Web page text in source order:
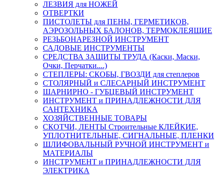
ЛЕЗВИЯ для НОЖЕЙ
ОТВЕРТКИ
ПИСТОЛЕТЫ для ПЕНЫ, ГЕРМЕТИКОВ,
АЭРОЗОЛЬНЫХ БАЛОНОВ, ТЕРМОКЛЕЯЩИЕ
РЕЗЬБОНАРЕЗНОЙ ИНСТРУМЕНТ
САДОВЫЕ ИНСТРУМЕНТЫ
СРЕДСТВА ЗАЩИТЫ ТРУДА (Каски, Маски,
Очки, Перчатки....)
СТЕПЛЕРЫ: СКОБЫ, ГВОЗДИ для степлеров
СТОЛЯРНЫЙ и СЛЕСАРНЫЙ ИНСТРУМЕНТ
ШАРНИРНО - ГУБЦЕВЫЙ ИНСТРУМЕНТ
ИНСТРУМЕНТ и ПРИНАДЛЕЖНОСТИ ДЛЯ
САНТЕХНИКА
ХОЗЯЙСТВЕННЫЕ ТОВАРЫ
СКОТЧИ, ЛЕНТЫ Строительные КЛЕЙКИЕ,
УПЛОТНИТЕЛЬНЫЕ, СИГНАЛЬНЫЕ, ПЛЕНКИ
ШЛИФОВАЛЬНЫЙ РУЧНОЙ ИНСТРУМЕНТ и
МАТЕРИАЛЫ
ИНСТРУМЕНТ и ПРИНАДЛЕЖНОСТИ ДЛЯ
ЭЛЕКТРИКА